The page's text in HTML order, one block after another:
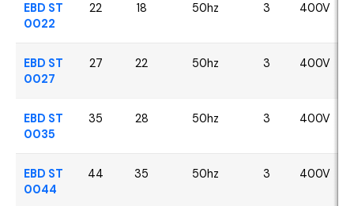
EBD ST
0022
22 18 50hz 3 400V
EBD ST
0027
27 22 50hz 3 400V
EBD ST
0035
35 28 50hz 3 400V
EBD ST
0044
44 35 50hz 3 400V